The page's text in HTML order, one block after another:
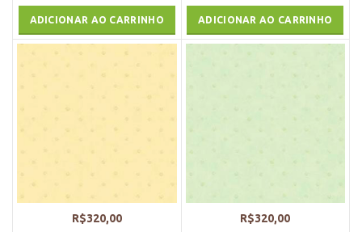
ADICIONAR AO CARRINHO ADICIONAR AO CARRINHO
R$320,00 R$320,00